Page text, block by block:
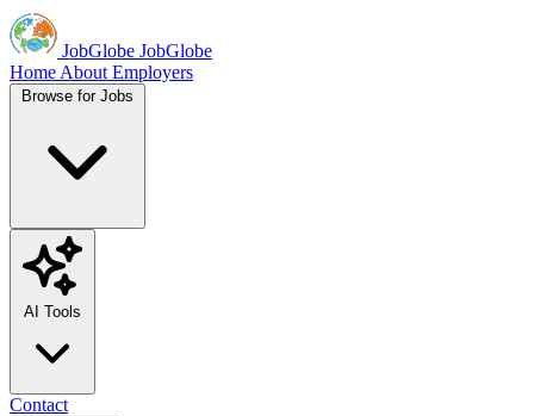
JobGlobe JobGlobe
Home About Employers
Browse for Jobs
AI Tools
Contact